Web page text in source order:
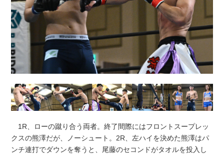
1R、ローの蹴り合う両者。終了間際にはフロントスープレッ
クスの熊澤だが、ノーシュート。2R、左ハイを決めた熊澤はパ
ンチ連打でダウンを奪うと、尾藤のセコンドがタオルを投入し